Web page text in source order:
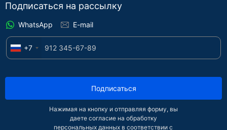
Подписаться на рассылку
WhatsApp E-mail
+7
Подписаться
Нажимая на кнопку и отправляя форму, вы
даете согласие на обработку
персональных данных в соответствии с